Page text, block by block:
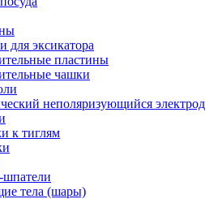
для эксикатора
пластины
чашки
неполяризующийся электрод
к тиглям
тела (шары)